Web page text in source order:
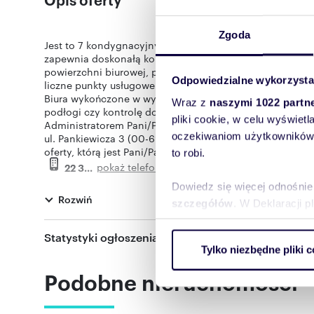
Zgoda
Odpowiedzialne
Wraz z naszymi 1022
pliki cookie, w celu
oczekiwaniom
to robi.
Dowiedz się więcej
szczegółów . W Deklaracji
ruch w naszej witrynie.
reklamowym i
uzyskanymi podczas
Tylko niezbędne pliki
Jest to 7 kondygnacyjny budynek biurowy
zapewnia doskonałą komunikację środkami transportu
powierzchni biurowej, parking podziemny i naziemny
liczne punkty usługowe - restauracje, sklepy, banki itp.
Biura wykończone w wysokim standardzie oferują
podłogi czy kontrolę dostępu, zapewniając swoim
Administratorem Pani/Pana danych jest Estate Fellows
ul. Pankiewicza 3 (00-696), która przetwarza
oferty, którą jest Pani/Pan zainteresowany. Więcej
22 3 pokaż telefon
Niniejsza publikacja nie jest ofertą w rozumieniu
Oferta wysłana z programu dla biur nieruchomości
Numer oferty: 11805/3762/OLW
Rozwiń
Statystyki ogłoszenia:
Podobne nieruchomości